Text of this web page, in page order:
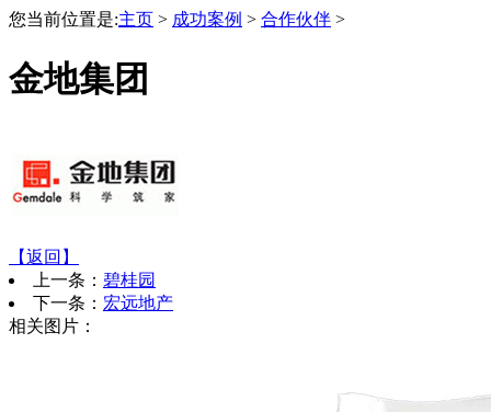
您当前位置是:主页 > 成功案例 > 合作伙伴 >
金地集团
【返回】
上一条： 碧桂园
下一条： 宏远地产
相关图片：